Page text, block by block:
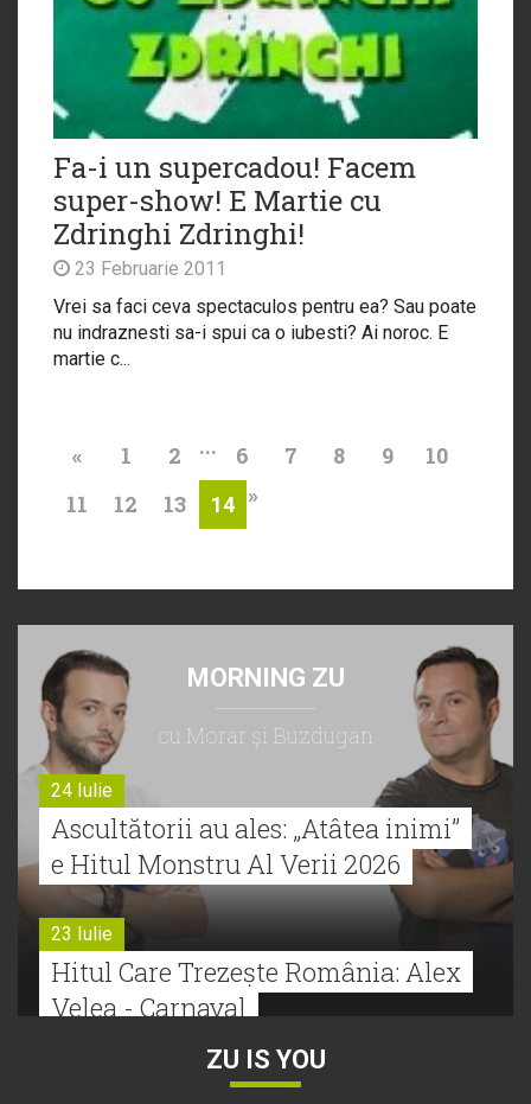
Fa-i un supercadou! Facem
super-show! E Martie cu
Zdringhi Zdringhi!
23 Februarie 2011
Vrei sa faci ceva spectaculos pentru ea? Sau poate
nu indraznesti sa-i spui ca o iubesti? Ai noroc. E
martie c...
« 1 2 ... 6 7 8 9
10
11
12 13 14 »
MORNING ZU
cu Morar şi Buzdugan
24 Iulie
Ascultătorii au ales: „Atâtea inimi”
e Hitul Monstru Al Verii 2026
23 Iulie
Hitul Care Trezește România: Alex
Velea - Carnaval
ZU IS YOU